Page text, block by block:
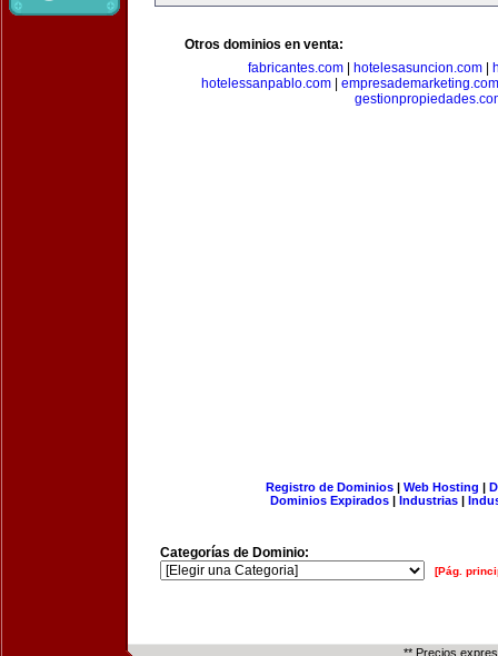
Otros dominios en venta:
fabricantes.com
hotelesasuncion.com
hotelessanpablo.com| empresademarketing.com
Registro de Dominios| Web Hosting |
Dominios Expirados | Industrias |
Categorías de Dominio:
[Pág.
** Precios